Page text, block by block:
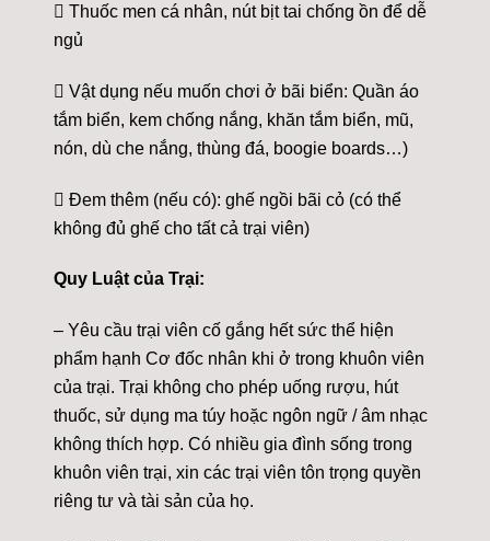
 Thuốc men cá nhân, nút bịt tai chống ồn để dễ
ngủ
 Vật dụng nếu muốn chơi ở bãi biển: Quần áo
tắm biển, kem chống nắng, khăn tắm biển, mũ,
nón, dù che nắng, thùng đá, boogie boards…)
 Đem thêm (nếu có): ghế ngồi bãi cỏ (có thể
không đủ ghế cho tất cả trại viên)
Quy Luật của Trại:
– Yêu cầu trại viên cố gắng hết sức thể hiện
phẩm hạnh Cơ đốc nhân khi ở trong khuôn viên
của trại. Trại không cho phép uống rượu, hút
thuốc, sử dụng ma túy hoặc ngôn ngữ / âm nhạc
không thích hợp. Có nhiều gia đình sống trong
khuôn viên trại, xin các trại viên tôn trọng quyền
riêng tư và tài sản của họ.